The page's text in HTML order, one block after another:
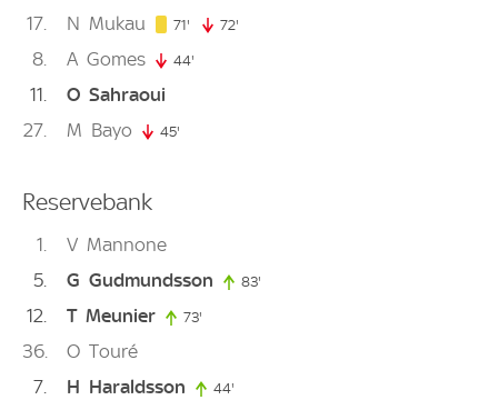
17 N Mukau 71' 71. minute
72'
8 A Gomes 44'
11 O Sahraoui
27
M Bayo 45'
Reservebank
1 V Mannone
5
G Gudmundsson 83'
12 T Meunier 73'
36 O Touré
7
H Haraldsson 44'